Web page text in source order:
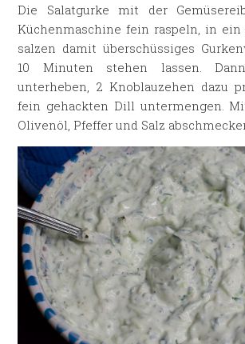
Die Salatgurke mit der
Küchenmaschine fein raspeln, in ein
salzen damit überschüssiges
10 Minuten stehen lassen.
unterheben, 2 Knoblauzehen dazu
fein gehackten Dill untermengen.
Olivenöl, Pfeffer und Salz